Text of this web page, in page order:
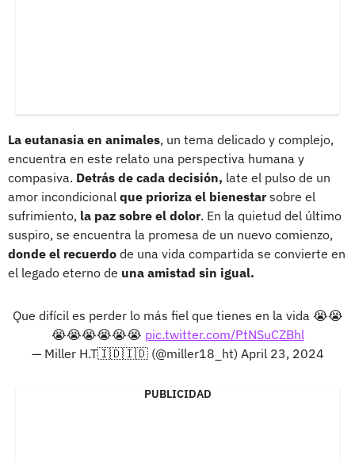
La eutanasia en animales, un tema delicado y complejo,
encuentra en este relato una perspectiva humana y
compasiva. Detrás de cada decisión, late el pulso de un
amor incondicional que prioriza el bienestarsobre el
sufrimiento, la paz sobre el dolor. En la quietud del último
suspiro, se encuentra la promesa de un nuevo comienzo,
donde el recuerdo de una vida compartida se convierte en
el legado eterno de una amistad sin igual.
Que difícil es perder lo más fiel que tienes en la vida 😭😭
😭😭😭😭😭😭 pic.twitter.com/PtNSuCZBhl
— Miller H.T🇮🇩🇮🇩 (@miller18_ht) April 23, 2024
PUBLICIDAD